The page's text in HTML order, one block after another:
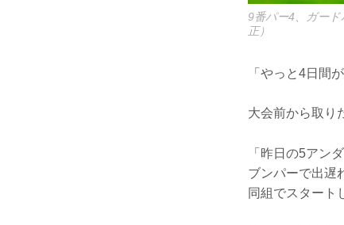
9番パー4、ガー
正）
「やっと4日間
大会前から取り
「昨日の5アン
ブンパーで出遅
同組でスタート